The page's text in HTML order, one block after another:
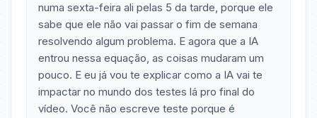
numa sexta-feira ali pelas 5 da tarde, porque ele
sabe que ele não vai passar o fim de semana
resolvendo algum problema. E agora que a IA
entrou nessa equação, as coisas mudaram um
pouco. E eu já vou te explicar como a IA vai te
impactar no mundo dos testes lá pro final do
vídeo. Você não escreve teste porque é